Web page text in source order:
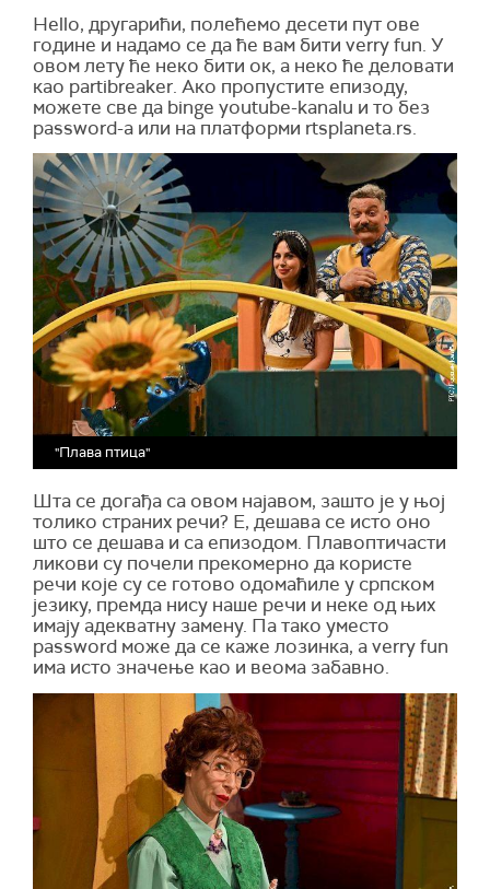
Hello, другарићи, полећемо десети пут ове
године и надамо се да ће вам бити verry fun. У
овом лету ће неко бити ок, а неко ће деловати
као partibreaker. Ако пропустите епизоду,
можете све да binge youtube-kanalu и то без
password-а или на платформи rtsplaneta.rs.
"Плава птица"
Шта се догађа са овом најавом, зашто је у њој
толико страних речи? Е, дешава се исто оно
што се дешава и са епизодом. Плавоптичасти
ликови су почели прекомерно да користе
речи које су се готово одомаћиле у српском
језику, премда нису наше речи и неке од њих
имају адекватну замену. Па тако уместо
password може да се каже лозинка, а verry fun
има исто значење као и веома забавно.